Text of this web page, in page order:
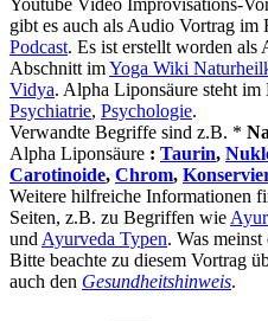
gibt es auch als Audio Vortrag im
Podcast. Es ist erstellt worden als
Abschnitt imYoga Wiki
Vidya. Alpha Liponsäure steht
Psychiatrie, Psychologie.
Verwandte Begriffe sind z.B. *
Alpha Liponsäure : Taurin,
Carotinoide, Chrom,
Weitere hilfreiche Informationen
Seiten, z.B. zu Begriffen wie
und Ayurveda Typen. Was meinst
Bitte beachte zu diesem Vortrag
auch den Gesundheitshinweis.